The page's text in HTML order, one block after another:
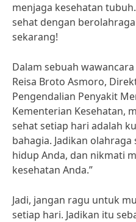
menjaga kesehatan
sehat dengan
sekarang!
Dalam sebuah
Reisa Broto Asmoro,
Pengendalian Penyakit
Kementerian Kesehatan,
sehat setiap hari adalah
bahagia. Jadikan
hidup Anda, dan nikmati
kesehatan Anda.”
Jadi, jangan ragu untuk
setiap hari. Jadikan itu